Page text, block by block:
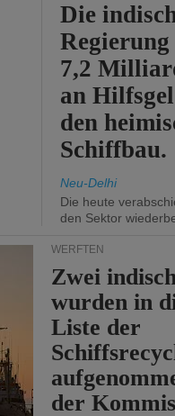
Die
7,2
an
den
Schiffbau.
Neu-Delhi
Die heute
den Sektor
WERFTEN
Zwei
wurden in
Liste der
der